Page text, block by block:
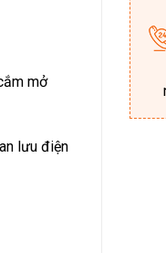
mở
lưu điện